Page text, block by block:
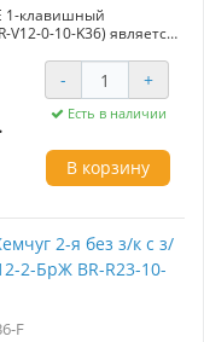
1-клавишный
V12-0-10-K36) является
элегантному
Серия "BRITE" от
и функциональные
сочетая
стандарты
нагрузкой 10А, этот
безопасное
Легкость в
позволяют
проектах, сохраняя
Покупая
в
вид вашего
- +
Есть в наличии
В корзину
2-я без з/к с з/
2-БрЖ BR-R23-10-
F